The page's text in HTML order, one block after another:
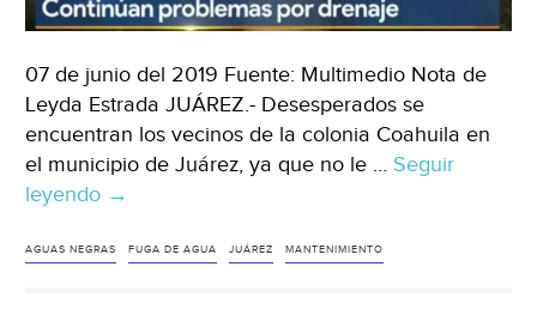
07 de junio del 2019 Fuente: Multimedio Nota de
Leyda Estrada JUÁREZ.- Desesperados se
encuentran los vecinos de la colonia Coahuila en
el municipio de Juárez, ya que no le … Seguir
leyendo Juárez:
fuga
→
AGUAS NEGRAS FUGA DE AGUA JUÁREZ MANTENIMIENTO